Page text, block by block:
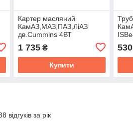
Картер масляний
КамАЗ,МАЗ,ПАЗ,ЛiАЗ
дв.Cummins 4ВТ
3901049
1 735₴
Купити
530
відгуків за рік